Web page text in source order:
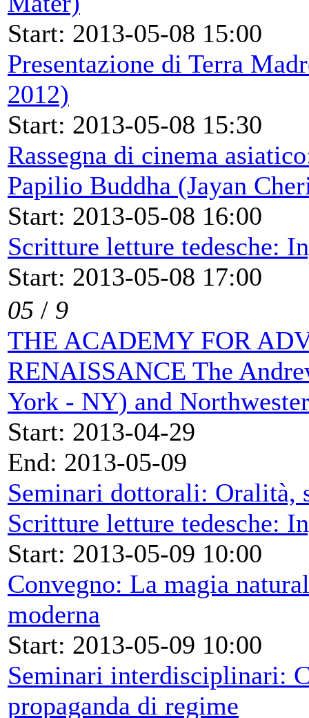
Start: 2013-05-08 15:00
Presentazione di Terra
2012)
Start: 2013-05-08 15:30
Rassegna di cinema
Papilio Buddha (Jayan
Start: 2013-05-08 16:00
Scritture letture tedesche:
Start: 2013-05-08 17:00
05 / 9
THE ACADEMY FOR
RENAISSANCE The
York - NY) and
Start: 2013-04-29
End: 2013-05-09
Seminari dottorali: Oralità,
Scritture letture tedesche:
Start: 2013-05-09 10:00
Convegno: La magia
moderna
Start: 2013-05-09 10:00
Seminari interdisciplinari:
propaganda di regime